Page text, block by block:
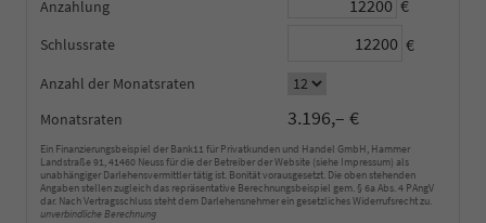
Anzahlung €
Schlussrate €
Anzahl der Monatsraten
Monatsraten
3.196,– €
Ein Finanzierungsbeispiel der Bank11 für Privatkunden und Handel GmbH, Hammer
Landstraße 91, 41460 Neuss für die der Betreiber der Website (siehe Impressum) als
unabhängiger Darlehensvermittler tätig ist. Bonität vorausgesetzt. Die oben stehenden
Angaben stellen zugleich das repräsentative Berechnungsbeispiel gem. § 6a Abs. 4 PAngV
dar. Nach Vertragsschluss steht dem Darlehensnehmer ein gesetzliches Widerrufsrecht zu.
unverbindliche Berechnung